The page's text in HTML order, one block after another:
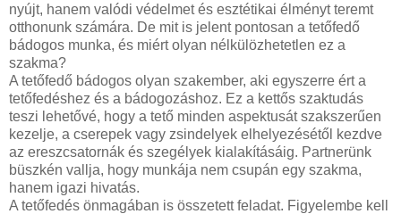
nyújt, hanem valódi védelmet és esztétikai élményt teremt
otthonunk számára. De mit is jelent pontosan a tetőfedő
bádogos munka, és miért olyan nélkülözhetetlen ez a
szakma?
A tetőfedő bádogos olyan szakember, aki egyszerre ért a
tetőfedéshez és a bádogozáshoz. Ez a kettős szaktudás
teszi lehetővé, hogy a tető minden aspektusát szakszerűen
kezelje, a cserepek vagy zsindelyek elhelyezésétől kezdve
az ereszcsatornák és szegélyek kialakításáig. Partnerünk
büszkén vallja, hogy munkája nem csupán egy szakma,
hanem igazi hivatás.
A tetőfedés önmagában is összetett feladat. Figyelembe kell